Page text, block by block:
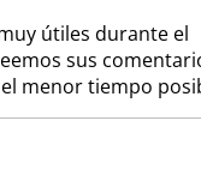
útiles durante el
sus
menor tiempo